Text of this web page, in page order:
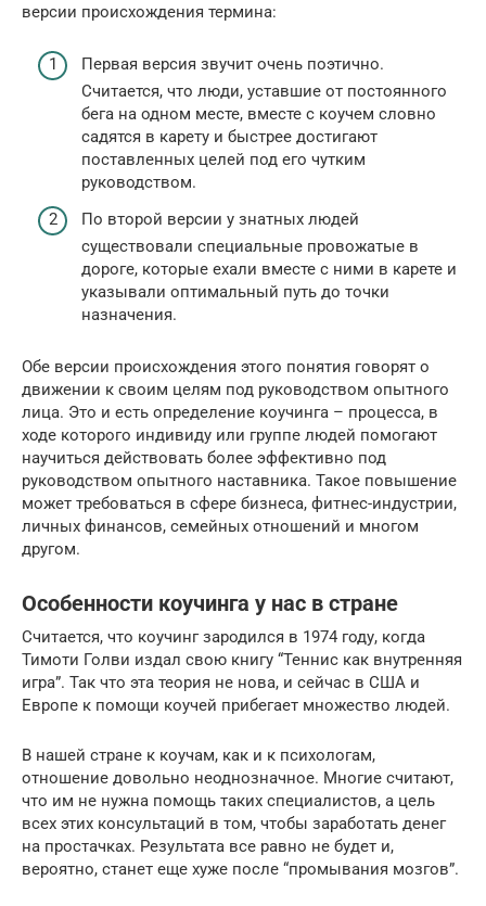
версии происхождения термина:
Первая версия звучит очень поэтично.
Считается, что люди, уставшие от постоянного
бега на одном месте, вместе с коучем словно
садятся в карету и быстрее достигают
поставленных целей под его чутким
руководством.
По второй версии у знатных людей
существовали специальные провожатые в
дороге, которые ехали вместе с ними в карете и
указывали оптимальный путь до точки
назначения.
Обе версии происхождения этого понятия говорят о
движении к своим целям под руководством опытного
лица. Это и есть определение коучинга – процесса, в
ходе которого индивиду или группе людей помогают
научиться действовать более эффективно под
руководством опытного наставника. Такое повышение
может требоваться в сфере бизнеса, фитнес-индустрии,
личных финансов, семейных отношений и многом
другом.
Особенности коучинга у нас в стране
Считается, что коучинг зародился в 1974 году, когда
Тимоти Голви издал свою книгу “Теннис как внутренняя
игра”. Так что эта теория не нова, и сейчас в США и
Европе к помощи коучей прибегает множество людей.
В нашей стране к коучам, как и к психологам,
отношение довольно неоднозначное. Многие считают,
что им не нужна помощь таких специалистов, а цель
всех этих консультаций в том, чтобы заработать денег
на простачках. Результата все равно не будет и,
вероятно, станет еще хуже после “промывания мозгов”.